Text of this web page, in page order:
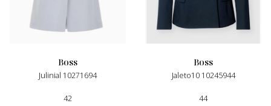
boss
Julinial 10271694
42
boss
Jaleto10 10245944
44